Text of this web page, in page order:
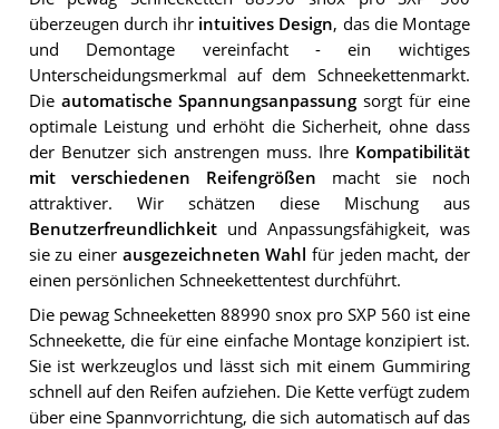
überzeugen durch ihr intuitives Design, das die Montage
und Demontage vereinfacht - ein wichtiges
Unterscheidungsmerkmal auf dem Schneekettenmarkt.
Die automatische Spannungsanpassung sorgt für eine
optimale Leistung und erhöht die Sicherheit, ohne dass
der Benutzer sich anstrengen muss. Ihre Kompatibilität
mit verschiedenen Reifengrößen macht sie noch
attraktiver. Wir schätzen diese Mischung aus
Benutzerfreundlichkeitund Anpassungsfähigkeit, was
sie zu einer ausgezeichneten Wahl für jeden macht, der
einen persönlichen Schneekettentest durchführt.
Die pewag Schneeketten 88990 snox pro SXP 560 ist eine
Schneekette, die für eine einfache Montage konzipiert ist.
Sie ist werkzeuglos und lässt sich mit einem Gummiring
schnell auf den Reifen aufziehen. Die Kette verfügt zudem
über eine Spannvorrichtung, die sich automatisch auf das